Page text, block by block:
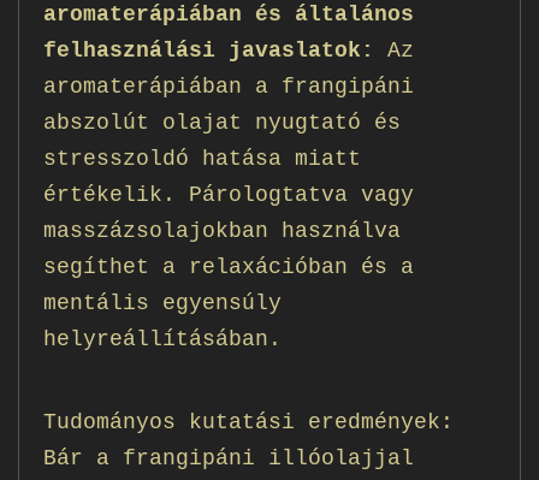
aromaterápiában és általános
felhasználási javaslatok:
Az
aromaterápiában a frangipáni
abszolút olajat nyugtató és
stresszoldó hatása miatt
értékelik. Párologtatva vagy
masszázsolajokban használva
segíthet a relaxációban és a
mentális egyensúly
helyreállításában.
Tudományos kutatási eredmények:
Bár a frangipáni illóolajjal